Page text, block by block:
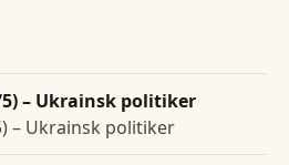
– Ukrainsk politiker
– Ukrainsk politiker